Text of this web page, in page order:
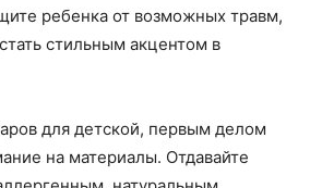
ребенка от возможных травм,
стильным акцентом в
для детской, первым делом
на материалы. Отдавайте